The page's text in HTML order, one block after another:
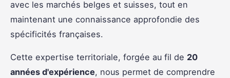
avec les marchés belges et suisses, tout en
maintenant une connaissance approfondie des
spécificités françaises.
Cette expertise territoriale, forgée au fil de 20
années d'expérience, nous permet de comprendre